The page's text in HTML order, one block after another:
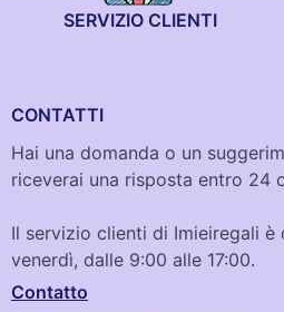
SERVIZIO CLIENTI
CONTATTI
Hai una domanda o un
riceverai una risposta entro 24
Il servizio clienti di Imieiregali è
venerdì, dalle 9:00 alle 17:00.
Contatto